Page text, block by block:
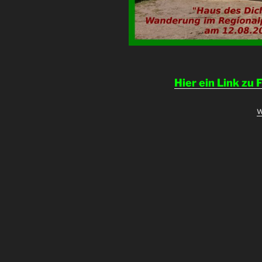
Hier ein Link zu